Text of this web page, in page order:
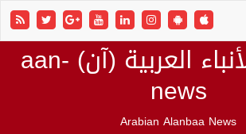
صحيفة الأنباء العربية (آن) aan-
news
Arabian Alanbaa News